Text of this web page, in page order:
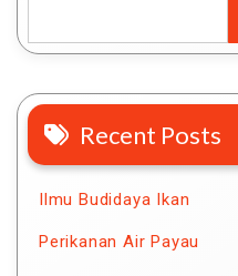
Recent Posts
Ilmu Budidaya Ikan
Perikanan Air Payau